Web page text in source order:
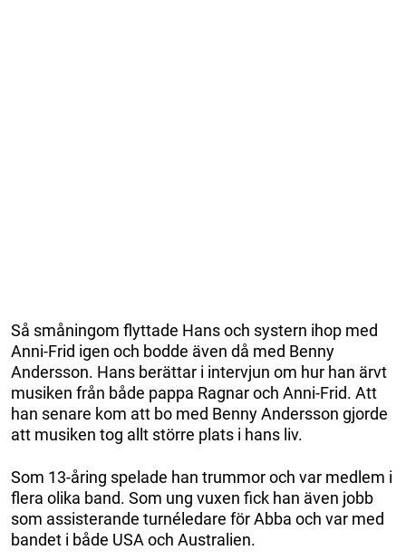
Så småningom flyttade Hans och systern ihop med
Anni-Frid igen och bodde även då med Benny
Andersson. Hans berättar i intervjun om hur han ärvt
musiken från både pappa Ragnar och Anni-Frid. Att
han senare kom att bo med Benny Andersson gjorde
att musiken tog allt större plats i hans liv.
Som 13-åring spelade han trummor och var medlem i
flera olika band. Som ung vuxen fick han även jobb
som assisterande turnéledare för Abba och var med
bandet i både USA och Australien.